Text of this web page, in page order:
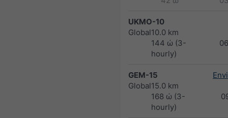
UKMO-10
Global10.0 km
144 ώ (3-
hourly)
GEM-15
Global15.0 km
168 ώ (3-
hourly)